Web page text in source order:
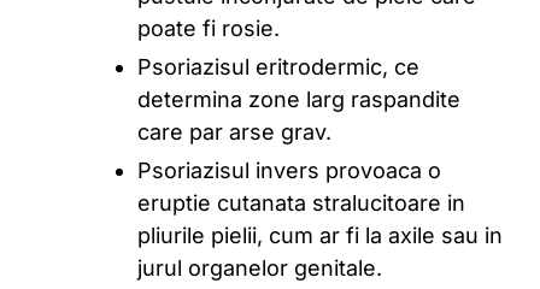
poate fi rosie.
Psoriazisul eritrodermic, ce
determina zone larg raspandite
care par arse grav.
Psoriazisul invers provoaca o
eruptie cutanata stralucitoare in
pliurile pielii, cum ar fi la axile sau in
jurul organelor genitale.